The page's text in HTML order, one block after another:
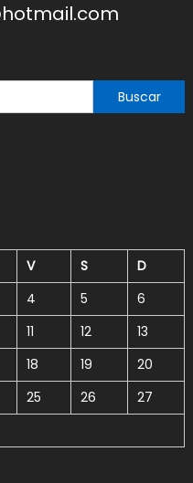
V S
D
4 5
6
11 12
13
18 19
20
25 26
27